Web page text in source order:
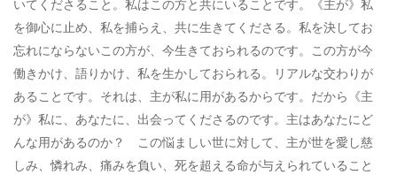
を御心に止め、私を捕らえ、共に生きてくださる。私を決してお
忘れにならないこの方が、今生きておられるのです。この方が今
働きかけ、語りかけ、私を生かしておられる。リアルな交わりが
あることです。それは、主が私に用があるからです。だから《主
が》私に、あなたに、出会ってくださるのです。主はあなたにど
んな用があるのか？ この悩ましい世に対して、主が世を愛し慈
しみ、憐れみ、痛みを負い、死を超える命が与えられていること